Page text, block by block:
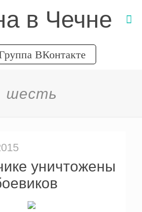
в Чечне
ВКонтакте
шесть
уничтожены